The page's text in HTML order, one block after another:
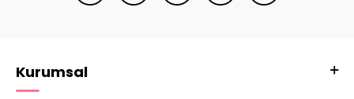
Kurumsal